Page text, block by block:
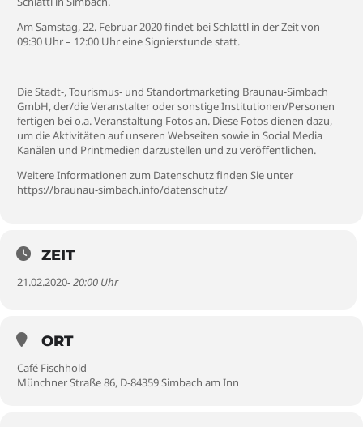
Am Samstag, 22. Februar 2020 findet bei Schlattl in der Zeit von
09:30 Uhr – 12:00 Uhr eine Signierstunde statt.
Die Stadt-, Tourismus- und Standortmarketing Braunau-Simbach
GmbH, der/die Veranstalter oder sonstige Institutionen/Personen
fertigen bei o.a. Veranstaltung Fotos an. Diese Fotos dienen dazu,
um die Aktivitäten auf unseren Webseiten sowie in Social Media
Kanälen und Printmedien darzustellen und zu veröffentlichen.
Weitere Informationen zum Datenschutz finden Sie unter
https://braunau-simbach.info/datenschutz/
ZEIT
21.02.2020- 20:00 Uhr
ORT
Café Fischhold
Münchner Straße 86, D-84359 Simbach am Inn